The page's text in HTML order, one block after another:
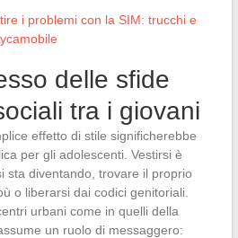
i problemi con la SIM: trucchi e
delle sfide
tra i giovani
effetto di stile significherebbe
per gli adolescenti. Vestirsi è
sta diventando, trovare il proprio
o liberarsi dai codici genitoriali.
urbani come in quelli della
un ruolo di messaggero: